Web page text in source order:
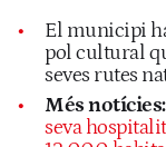
El municipi
pol cultural
seves rutes
Més notícies:
seva